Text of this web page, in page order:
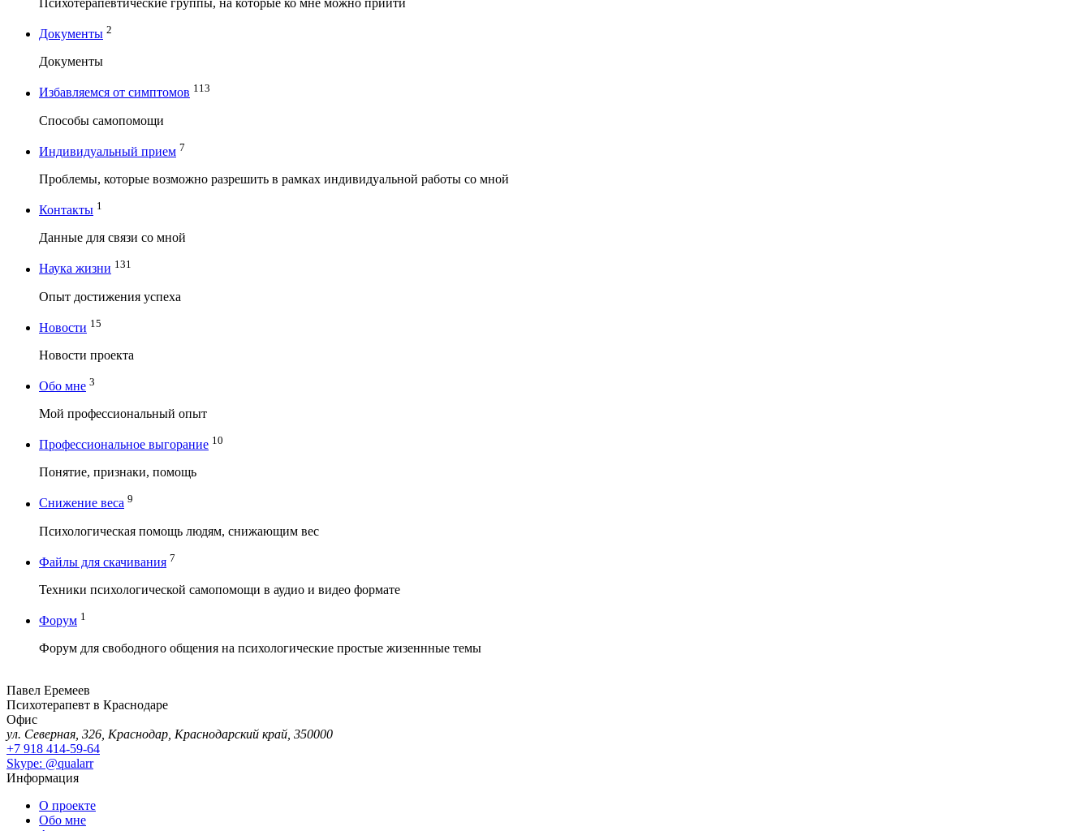
Документы 2
Документы
Избавляемся от симптомов 113
Способы самопомощи
Индивидуальный прием 7
Проблемы, которые возможно разрешить в рамках индивидуальной работы со мной
Контакты 1
Данные для связи со мной
Наука жизни 131
Опыт достижения успеха
Новости 15
Новости проекта
Обо мне 3
Мой профессиональный опыт
Профессиональное выгорание 10
Понятие, признаки, помощь
Снижение веса 9
Психологическая помощь людям, снижающим вес
Файлы для скачивания 7
Техники психологической самопомощи в аудио и видео формате
Форум 1
Форум для свободного общения на психологические простые жизеннные темы
Павел Еремеев
Психотерапевт в Краснодаре
Офис
ул. Северная, 326, Краснодар, Краснодарский край, 350000
+7 918 414-59-64
Skype: @qualarr
Информация
О проекте
Обо мне